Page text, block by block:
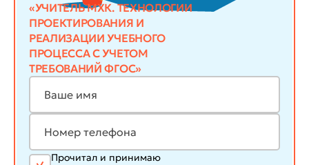
«УЧИТЕЛЬ МХК. ТЕХНОЛОГИИ
ПРОЕКТИРОВАНИЯ И
РЕАЛИЗАЦИИ УЧЕБНОГО
ПРОЦЕССА С УЧЕТОМ
ТРЕБОВАНИЙ ФГОС»
Прочитал и принимаю